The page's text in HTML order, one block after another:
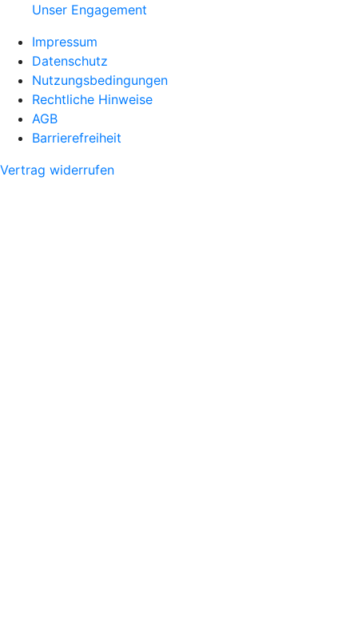
Unser Engagement
Impressum
Datenschutz
Nutzungsbedingungen
Rechtliche Hinweise
AGB
Barrierefreiheit
Vertrag widerrufen